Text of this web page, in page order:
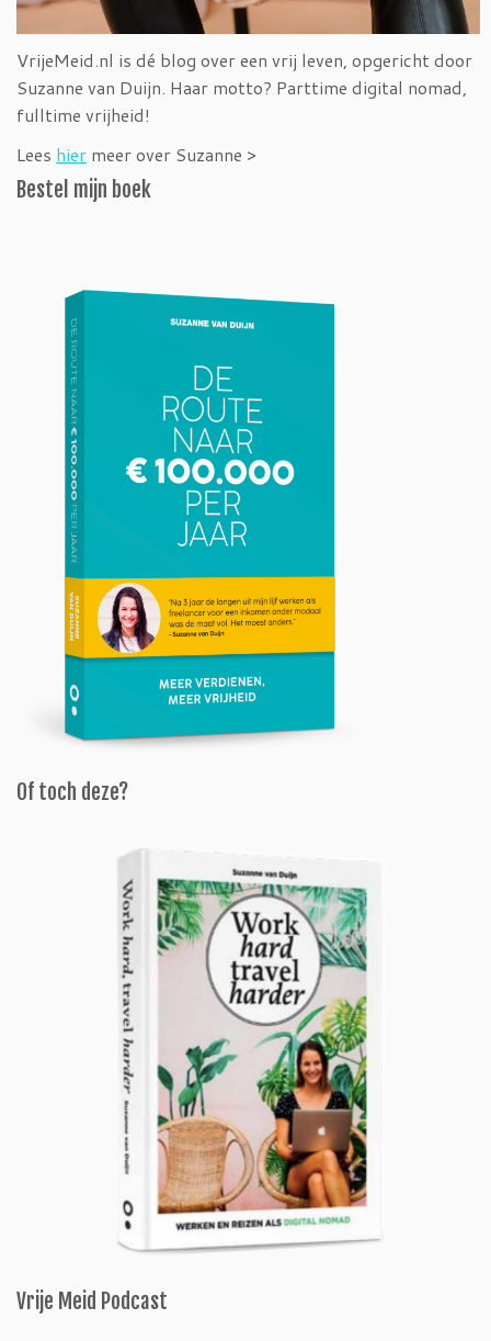
VrijeMeid.nl is dé blog over een vrij leven, opgericht door
Suzanne van Duijn. Haar motto? Parttime digital nomad,
fulltime vrijheid!
Lees hier meer over Suzanne >
Bestel mijn boek
Of toch deze?
Vrije Meid Podcast